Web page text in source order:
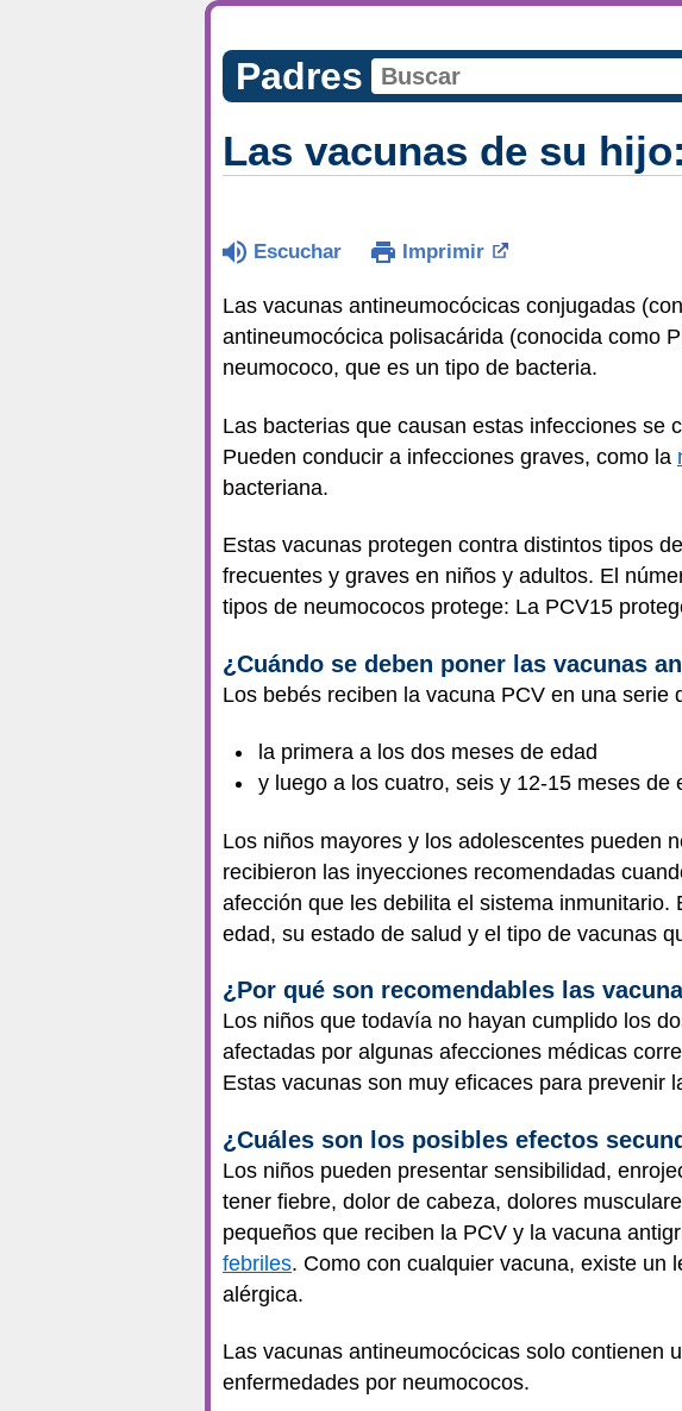
Padres
Las vacunas de su
Escuchar Imprimir
Las vacunas antineumocócicas conjugadas
antineumocócica polisacárida (conocida como
neumococo, que es un tipo de bacteria.
Las bacterias que causan estas infecciones se
Pueden conducir a infecciones graves, como la
bacteriana.
Estas vacunas protegen contra distintos tipos
frecuentes y graves en niños y adultos. El
tipos de neumococos protege: La PCV15
¿Cuándo se deben poner las vacunas
Los bebés reciben la vacuna PCV en una serie
la primera a los dos meses de edad
y luego a los cuatro, seis y 12-15 meses de
Los niños mayores y los adolescentes pueden
recibieron las inyecciones recomendadas
afección que les debilita el sistema
edad, su estado de salud y el tipo de vacunas
¿Por qué son recomendables las
Los niños que todavía no hayan cumplido los
afectadas por algunas afecciones médicas
Estas vacunas son muy eficaces para prevenir
¿Cuáles son los posibles efectos
Los niños pueden presentar sensibilidad,
tener fiebre, dolor de cabeza, dolores
pequeños que reciben la PCV y la vacuna
febriles. Como con cualquier vacuna, existe un
alérgica.
Las vacunas antineumocócicas solo contienen
enfermedades por neumococos.